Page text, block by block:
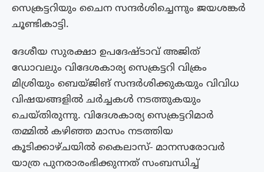
സെക്രട്ടറിയും ചൈന സന്ദർശിച്ചെന്നും ജയശങ്കർ
ചൂണ്ടികാട്ടി.
ദേശീയ സുരക്ഷാ ഉപദേഷ്ടാവ് അജിത്
ഡോവലും വിദേശകാര്യ സെക്രട്ടറി വിക്രം
മിശ്രിയും ബെയ്ജിങ് സന്ദർശിക്കുകയും വിവിധ
വിഷയങ്ങളിൽ ചർച്ചകൾ നടത്തുകയും
ചെയ്തിരുന്നു. വിദേശകാര്യ സെക്രട്ടറിമാർ
തമ്മിൽ കഴിഞ്ഞ മാസം നടത്തിയ
കൂടിക്കാഴ്ചയിൽ കൈലാസ്- മാനസരോവർ
യാത്ര പുനരാരംഭിക്കുന്നത് സംബന്ധിച്ച്